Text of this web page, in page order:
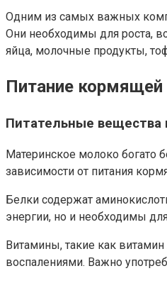
Одним из самых важных
Они необходимы для роста,
яйца, молочные продукты,
Питание
Питательные вещества
Материнское молоко богато
зависимости от питания
Белки содержат
энергии, но и необходимы
Витамины, такие как
воспалениями. Важно